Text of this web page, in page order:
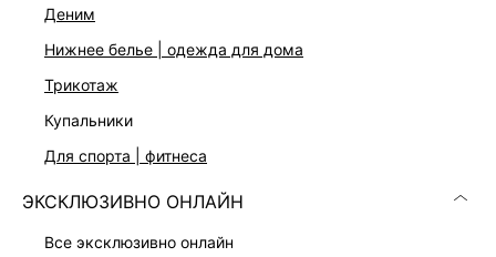
деним
нижнее белье | одежда для дома
трикотаж
купальники
для спорта | фитнеса
ЭКСКЛЮЗИВНО ОНЛАЙН
все эксклюзивно онлайн
13 999 ₽ -21%10 999 ₽